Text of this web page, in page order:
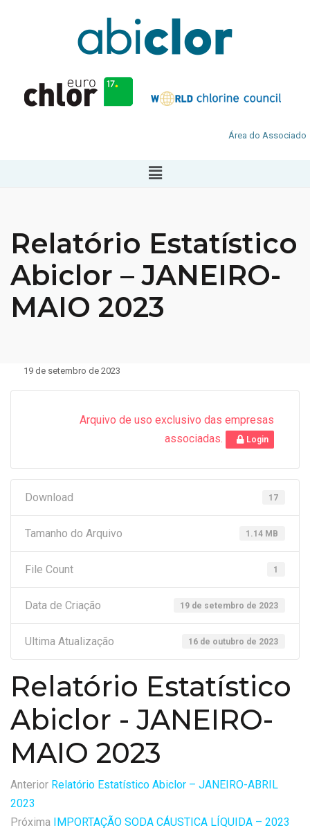
Área do Associado
Relatório Estatístico
Abiclor – JANEIRO-
MAIO 2023
19 de setembro de 2023
Arquivo de uso exclusivo das empresas
associadas.
Login
Download 17
Tamanho do Arquivo 1.14 MB
File Count 1
Data de Criação 19 de setembro de 2023
Ultima Atualização 16 de outubro de 2023
Relatório Estatístico
Abiclor - JANEIRO-
MAIO 2023
Anterior Relatório Estatístico Abiclor – JANEIRO-ABRIL
2023
Próxima IMPORTAÇÃO SODA CÁUSTICA LÍQUIDA – 2023